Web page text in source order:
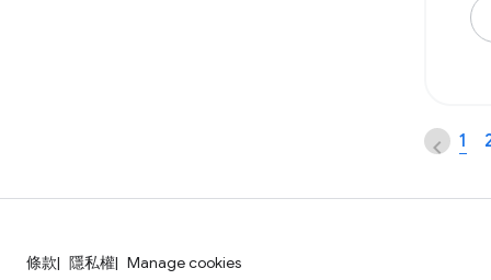
1
條款 隱私權 Manage cookies